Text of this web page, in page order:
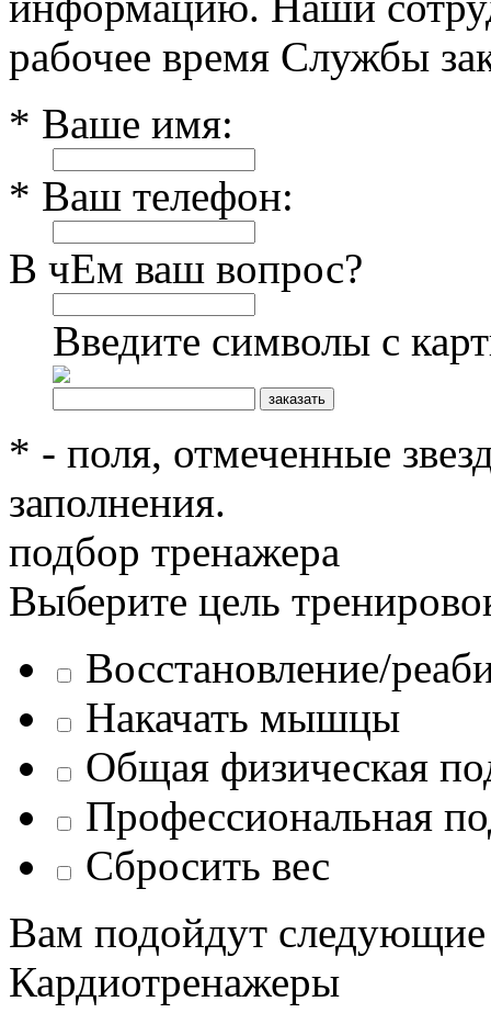
рабочее время Службы
* Ваше имя:
* Ваш телефон:
В чЕм ваш вопрос?
Введите символы с
* - поля, отмеченные
заполнения.
подбор тренажера
Выберите цель
Восстановление/
Накачать мышцы
Общая физическая
Профессиональная
Сбросить вес
Вам подойдут
Кардиотренажеры